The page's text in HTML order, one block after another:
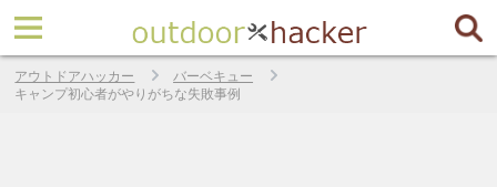
アウトドアハッカー
バーベキュー
キャンプ初心者がやりがちな失敗事例